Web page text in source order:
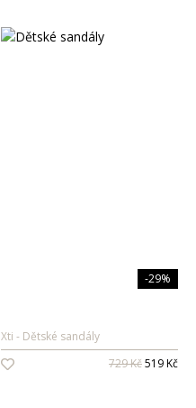
-29%
Xti
Dětské sandály
729 Kč519 Kč